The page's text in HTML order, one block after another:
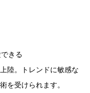
きる
陸。トレンドに敏感な
を受けられます。